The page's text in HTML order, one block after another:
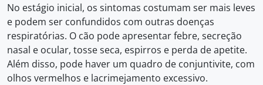
No estágio inicial, os sintomas costumam ser mais leves
e podem ser confundidos com outras doenças
respiratórias. O cão pode apresentar febre, secreção
nasal e ocular, tosse seca, espirros e perda de apetite.
Além disso, pode haver um quadro de conjuntivite, com
olhos vermelhos e lacrimejamento excessivo.